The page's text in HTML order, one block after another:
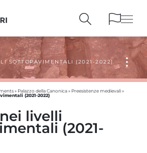
MONUMENTS
OVER THE CENTURIES
HISTORICAL ACCOUNTS
AND REFERENCES
AND BOOKINGS
SOTTOPAVIMENTALI (2021-2022)
» Palazzo della Canonica» Preesistenze medievali»
(2021-2022)
livelli
(2021-